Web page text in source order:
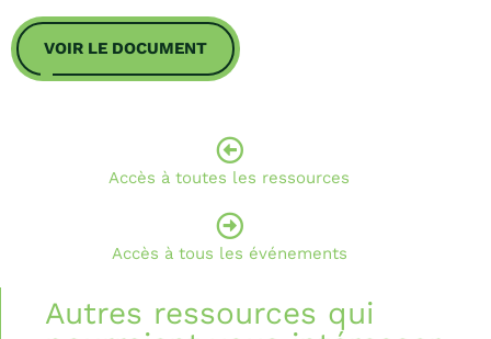
VOIR LE DOCUMENT
Accès à toutes les ressources
Accès à tous les événements
Autres ressources qui